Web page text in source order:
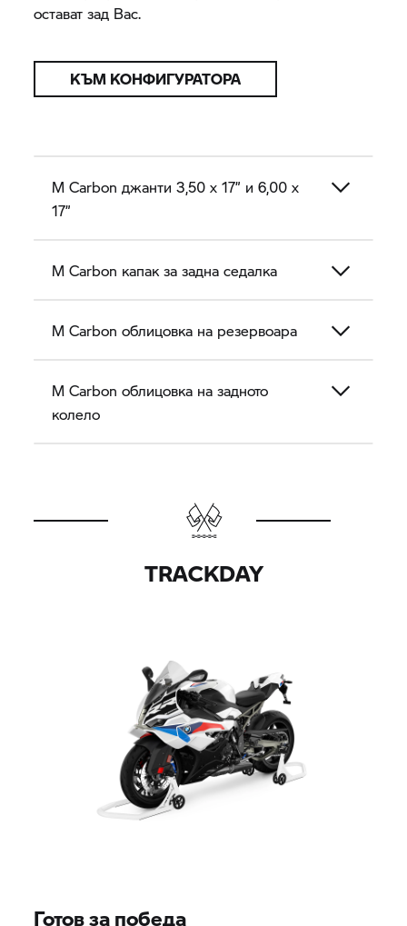
остават зад Вас.
КЪМ КОНФИГУРАТОРА
M Carbon джанти 3,50 x 17” и 6,00 x
17”
M Carbon капак за задна седалка
M Carbon облицовка на резервоара
M Carbon облицовка на задното
колело
TRACKDAY
Готов за победа